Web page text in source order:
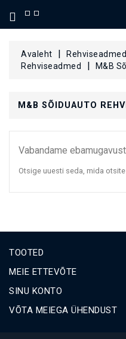
KATEGOORIA
Avaleht Rehviseadmed
Rehviseadmed
M&B
M&B SÕIDUAUTO
Vabandame
Otsige uuesti seda, mida otsite
TOOTED
MEIE ETTEVÕTE
SINU KONTO
VÕTA MEIEGA ÜHENDUST